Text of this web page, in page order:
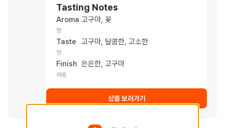
Tasting Notes
Aroma
향
고구마, 꽃
Taste
맛
고구마, 달콤한, 고소한
Finish
여운
은은한, 고구마
상품 보러가기